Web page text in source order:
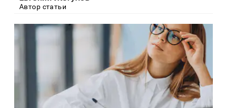
Автор статьи